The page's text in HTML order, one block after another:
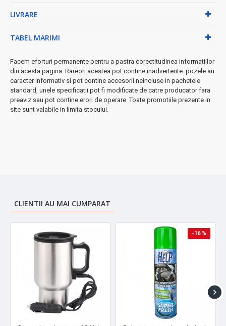
Distorsiune: 5% max.
Reproducere: redare mp3 din inregistrare: memorie
Dimensiunea megafonului: 135 mm (diametru), 150
mm (lungime)
Dimensiunea standului: 67 x 57 mm
Lungimea cablului de alimentare: 180 cm
LIVRARE
TABEL MARIMI
Facem eforturi permanente pentru a pastra corectitudinea informatiilor
din acesta pagina. Rareori acestea pot contine inadvertente: pozele au
caracter informativ si pot contine accesorii neincluse in pachetele
standard, unele specificatii pot fi modificate de catre producator fara
preaviz sau pot contine erori de operare. Toate promotiile prezente in
site sunt valabile in limita stocului.
CLIENTII AU MAI CUMPARAT
-16 %